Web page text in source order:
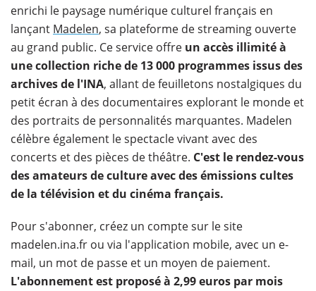
enrichi le paysage numérique culturel français en
lançant Madelen, sa plateforme de streaming ouverte
au grand public. Ce service offre un accès illimité à
une collection riche de 13 000 programmes issus des
archives de l'INA, allant de feuilletons nostalgiques du
petit écran à des documentaires explorant le monde et
des portraits de personnalités marquantes. Madelen
célèbre également le spectacle vivant avec des
concerts et des pièces de théâtre. C'est le rendez-vous
des amateurs de culture avec des émissions cultes
de la télévision et du cinéma français.
Pour s'abonner, créez un compte sur le site
madelen.ina.fr ou via l'application mobile, avec un e-
mail, un mot de passe et un moyen de paiement.
L'abonnement est proposé à 2,99 euros par mois